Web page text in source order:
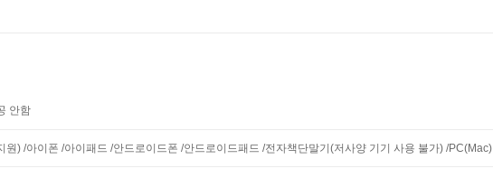
안함
원) /아이폰 /아이패드 /안드로이드폰 /안드로이드패드 /전자책단말기(저사양 기기 사용 불가) /PC(Mac)